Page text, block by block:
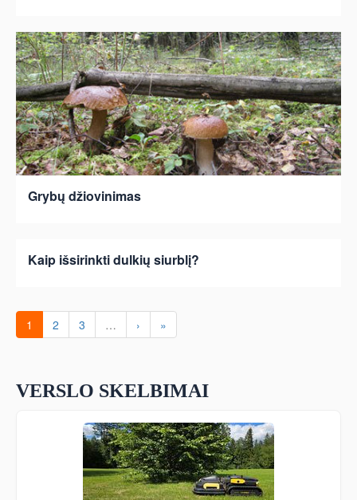
Grybų džiovinimas
Kaip išsirinkti dulkių siurblį?
1 2 3 … › »
VERSLO SKELBIMAI